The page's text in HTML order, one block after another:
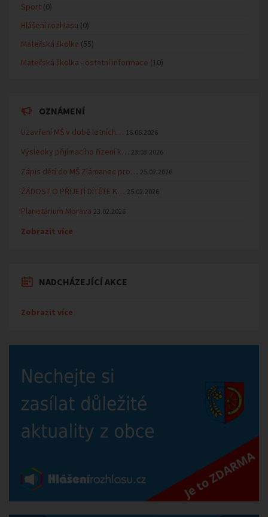
Sport (0)
Hlášení rozhlasu (0)
Mateřská školka (55)
Mateřská školka - ostatní informace (10)
OZNÁMENÍ
Uzavření MŠ v době letních… 16.06.2026
Výsledky přijímacího řízení k… 23.03.2026
Zápis dětí do MŠ Zlámanec pro… 25.02.2026
ŽÁDOST O PŘIJETÍ DÍTĚTE K… 25.02.2026
Planetárium Morava 23.02.2026
Zobrazit více
NADCHÁZEJÍCÍ AKCE
Zobrazit více